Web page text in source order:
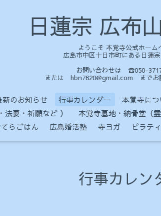
日蓮宗 広布
ようこそ 本覚寺公式ホーム
広島市中区十日市町にある日蓮宗
お問い合わせは ☎050-
または hbn7620@gmail.com までお
新のお知らせ 行事カレンダー 本覚寺につ
要・祈願など ）
本覚寺墓地・納骨堂（霊
らごはん
広島婚活塾 寺ヨガ ピラテ
行事カレン